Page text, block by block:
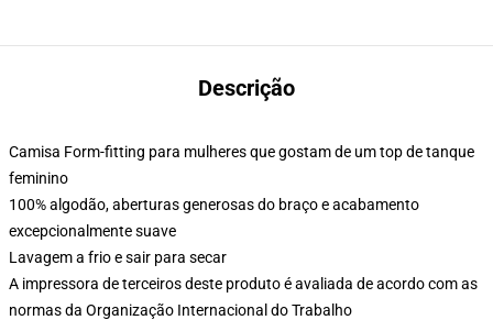
Descrição
Camisa Form-fitting para mulheres que gostam de um top de tanque
feminino
100% algodão, aberturas generosas do braço e acabamento
excepcionalmente suave
Lavagem a frio e sair para secar
A impressora de terceiros deste produto é avaliada de acordo com as
normas da Organização Internacional do Trabalho